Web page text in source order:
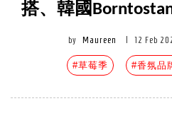
搭、韓國
by Maureen 12 Feb
#草莓季 #香氛品